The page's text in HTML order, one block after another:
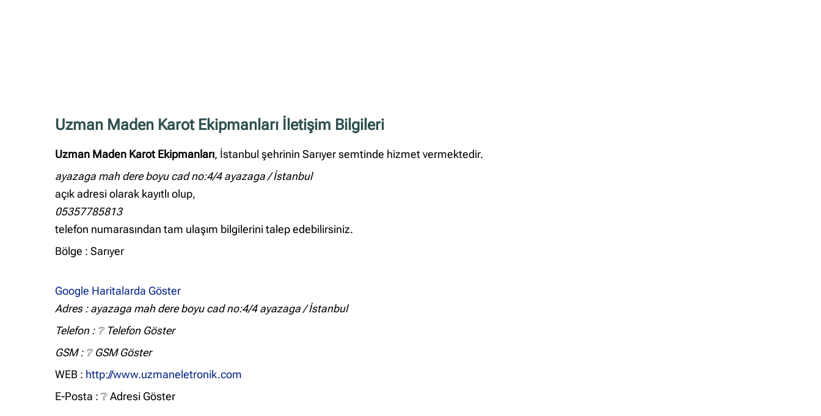
Uzman Maden Karot Ekipmanları İletişim Bilgileri
Uzman Maden Karot Ekipmanları, İstanbul şehrinin Sarıyer semtinde hizmet vermektedir.
ayazaga mah dere boyu cad no:4/4 ayazaga / İstanbul
açık adresi olarak kayıtlı olup,
05357785813
telefon numarasından tam ulaşım bilgilerini talep edebilirsiniz.
Bölge : Sarıyer
Google Haritalarda Göster
Adres : ayazaga mah dere boyu cad no:4/4 ayazaga / İstanbul
Telefon : ❔ Telefon Göster
GSM : ❔ GSM Göster
WEB : http://www.uzmaneletronik.com
E-Posta : ❔ Adresi Göster